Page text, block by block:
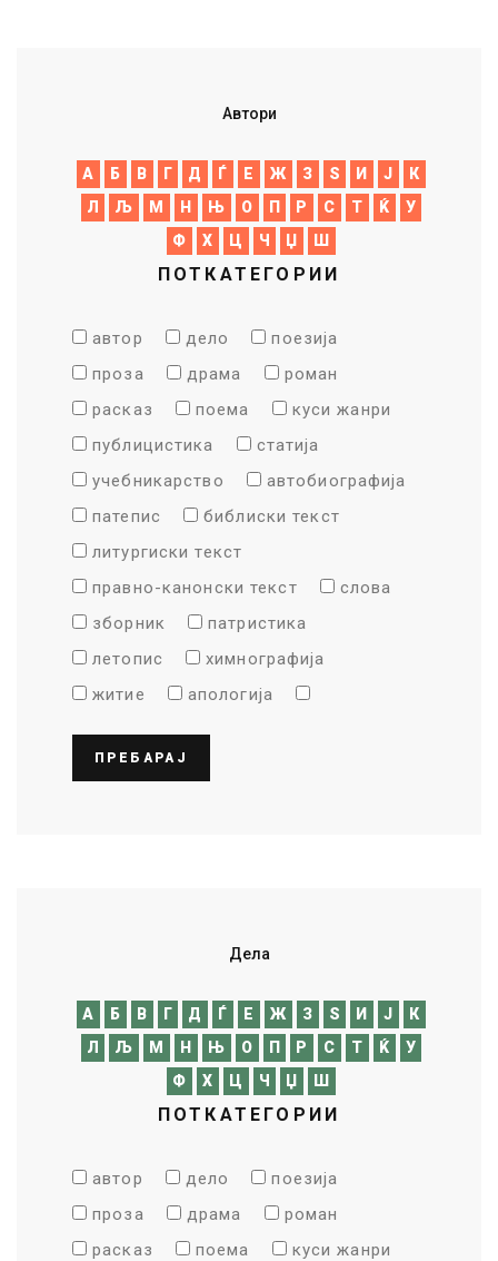
Автори
A Б В Г Д Ѓ Е Ж З Ѕ И Ј
К
Л
Љ М Н Њ О П Р С Т Ќ
У
Ф
Х Ц Ч Џ Ш
ПОТКАТЕГОРИИ
автор дело
поезија
проза
драма
роман
расказ
поема
куси жанри
публицистика
статија
учебникарство
автобиографија
патепис
библиски текст
литургиски текст
правно-канонски текст
слова
зборник
патристика
летопис
химнографија
житие
апологија
ПРЕБАРАЈ
Дела
A Б В Г Д Ѓ Е Ж З Ѕ И Ј
К
Л
Љ М Н Њ О П Р С Т Ќ
У
Ф
Х Ц Ч Џ Ш
ПОТКАТЕГОРИИ
автор дело
поезија
проза
драма
роман
расказ
поема
куси жанри